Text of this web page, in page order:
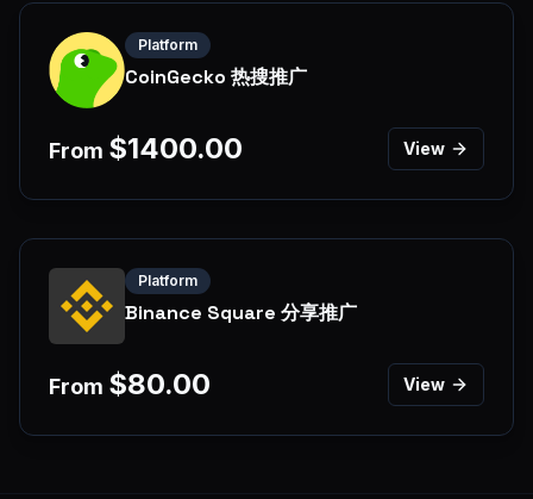
Platform
CoinGecko 热搜推广
From $1400.00 View
Platform
Binance Square 分享推广
From $80.00 View